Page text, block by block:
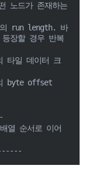
노드가 존재하는
run length. 바
장할 경우 반복
일 데이터 크
byte offset
열 순서로 이어